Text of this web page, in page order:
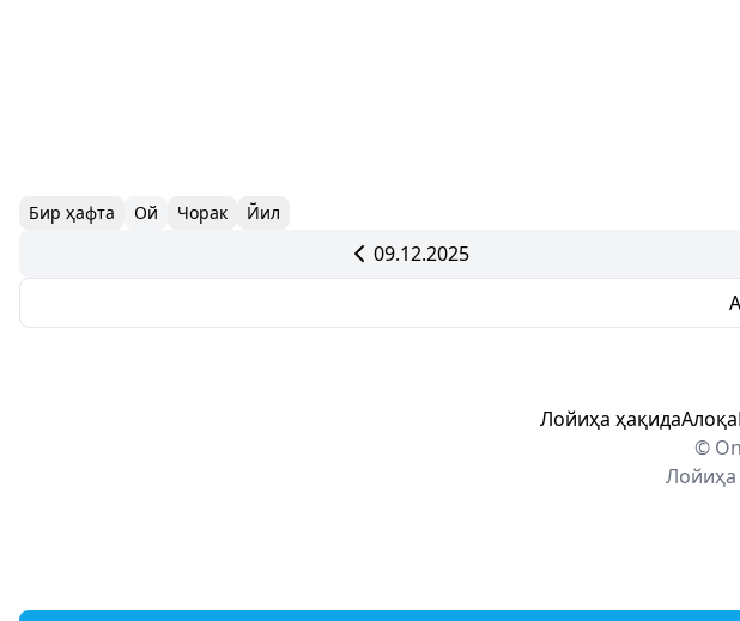
Бир ҳафта Ой Чорак Йил
09.12.2025
Лойиҳа ҳақидаАлоқа
©
Лойиҳа